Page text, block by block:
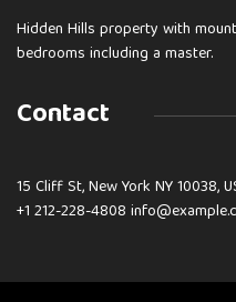
Hidden Hills property with
bedrooms including a master.
Contact
15 Cliff St, New York NY 10038,
+1 212-228-4808